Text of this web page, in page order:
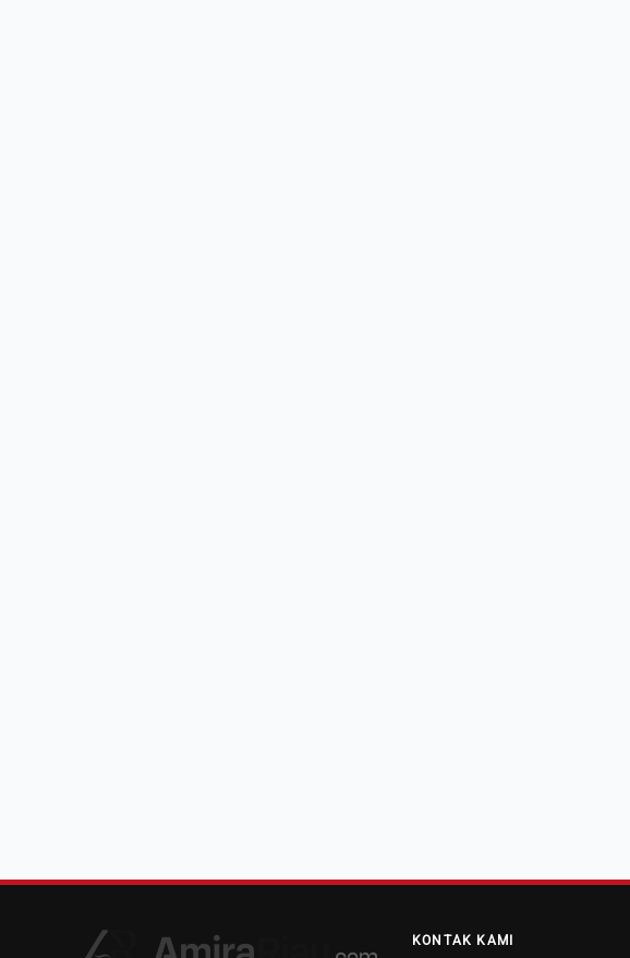
KONTAK KAMI